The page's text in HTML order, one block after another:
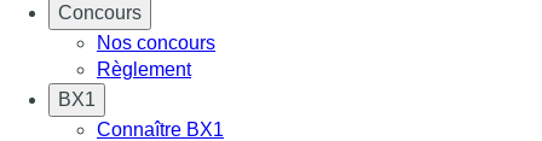
Concours
Nos concours
Règlement
BX1
Connaître BX1